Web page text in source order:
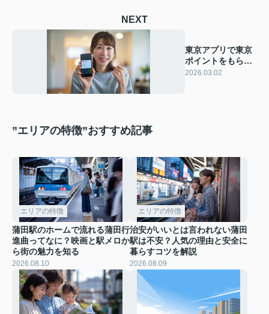
NEXT
東京アプリで東京
ポイントをもらう
方法は？11000円
2026.03.02
”エリアの特徴”おすすめ記事
エリアの特徴
蒲田駅のホームで流れる蒲田行
進曲ってなに？映画と駅メロか
ら街の魅力を知る
2026.08.10
エリアの特徴
治安がいいとは言われない蒲田
駅は不安？人気の理由と安全に
暮らすコツを解説
2026.08.09